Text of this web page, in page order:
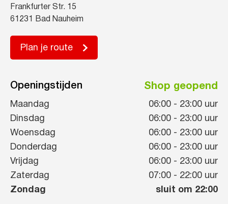
Frankfurter Str. 15
61231 Bad Nauheim
Plan je route
Openingstijden Shop geopend
Maandag 06:00 - 23:00 uur
Dinsdag
06:00 - 23:00 uur
Woensdag
06:00 - 23:00 uur
Donderdag
06:00 - 23:00 uur
Vrijdag
06:00 - 23:00 uur
Zaterdag
07:00 - 22:00 uur
Zondag
sluit om 22:00